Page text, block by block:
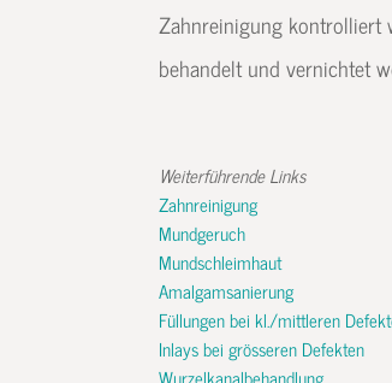
Zahnreinigung kontrolliert
behandelt und vernichtet
Weiterführende Links
Zahnreinigung
Mundgeruch
Mundschleimhaut
Amalgamsanierung
Füllungen bei kl./mittleren
Inlays bei grösseren Defekten